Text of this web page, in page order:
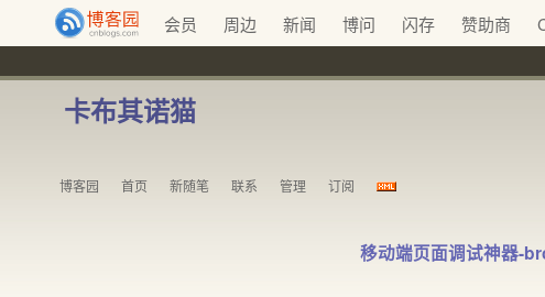
会员 周边 新闻 博问 闪存 赞助商
卡布其诺猫
博客园 首页 新随笔 联系 管理 订阅
移动端页面调试神器-